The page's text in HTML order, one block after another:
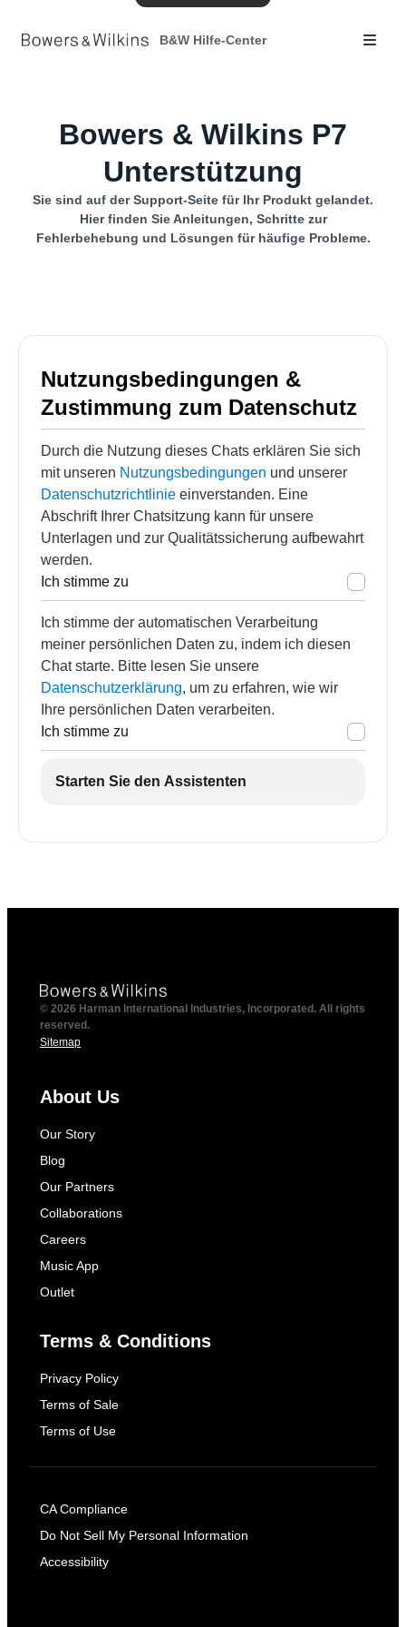
B&W Hilfe-Center
Bowers & Wilkins P7
Unterstützung
Sie sind auf der Support-Seite für Ihr Produkt gelandet.
Hier finden Sie Anleitungen, Schritte zur
Fehlerbehebung und Lösungen für häufige Probleme.
Nutzungsbedingungen &
Zustimmung zum Datenschutz
Durch die Nutzung dieses Chats erklären Sie sich
mit unseren Nutzungsbedingungen und unserer
Datenschutzrichtlinie einverstanden. Eine
Abschrift Ihrer Chatsitzung kann für unsere
Unterlagen und zur Qualitätssicherung aufbewahrt
werden.
Ich stimme zu
Ich stimme der automatischen Verarbeitung
meiner persönlichen Daten zu, indem ich diesen
Chat starte. Bitte lesen Sie unsere
Datenschutzerklärung, um zu erfahren, wie wir
Ihre persönlichen Daten verarbeiten.
Ich stimme zu
Starten Sie den Assistenten
© 2026 Harman International Industries, Incorporated. All rights
reserved.
Sitemap
About Us
Our Story
Blog
Our Partners
Collaborations
Careers
Music App
Outlet
Terms & Conditions
Privacy Policy
Terms of Sale
Terms of Use
CA Compliance
Do Not Sell My Personal Information
Accessibility